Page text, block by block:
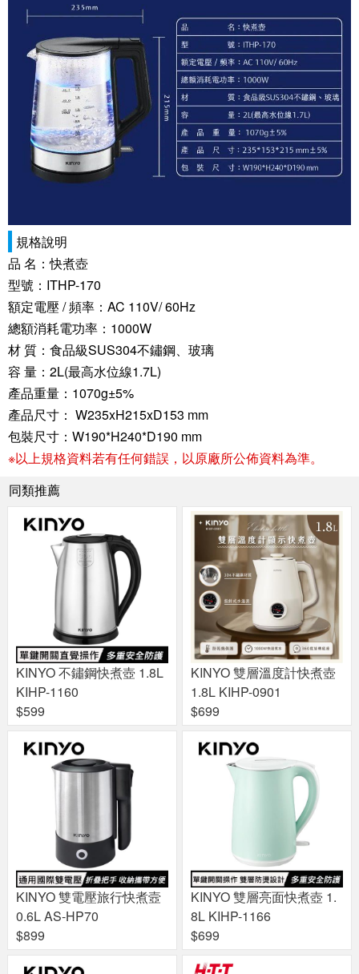
規格說明
品 名：快煮壺
型號：ITHP-170
額定電壓 / 頻率：AC 110V/ 60Hz
總額消耗電功率：1000W
材 質：食品級SUS304不鏽鋼、玻璃
容 量：2L(最高水位線1.7L)
產品重量：1070g±5%
產品尺寸： W235xH215xD153 mm
包裝尺寸：W190*H240*D190 mm
※以上規格資料若有任何錯誤，以原廠所公佈資料為準。
同類推薦
KINYO 不鏽鋼快煮壺 1.8L
KIHP-1160
$599
KINYO 雙層溫度計快煮壺
1.8L KIHP-0901
$699
KINYO 雙電壓旅行快煮壼
0.6L AS-HP70
$899
KINYO 雙層亮面快煮壺 1.
8L KIHP-1166
$699